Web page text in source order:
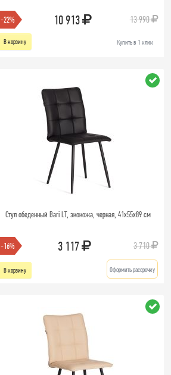
-22% 10 913 13 990
В корзину Купить в 1 клик
Стул обеденный Bari LT, экокожа, черная, 41х55х89 см
-16% 3 117 3 710
В корзину Оформить рассрочку